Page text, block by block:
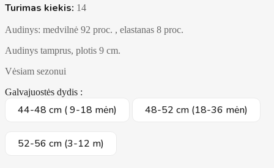
Turimas kiekis: 14
Audinys: medvilnė 92 proc. , elastanas 8 proc.
Audinys tamprus, plotis 9 cm.
Vėsiam sezonui
Galvajuostės dydis :
44-48 cm ( 9-18 mėn) 48-52 cm (18-36 mėn)
52-56 cm (3-12 m)